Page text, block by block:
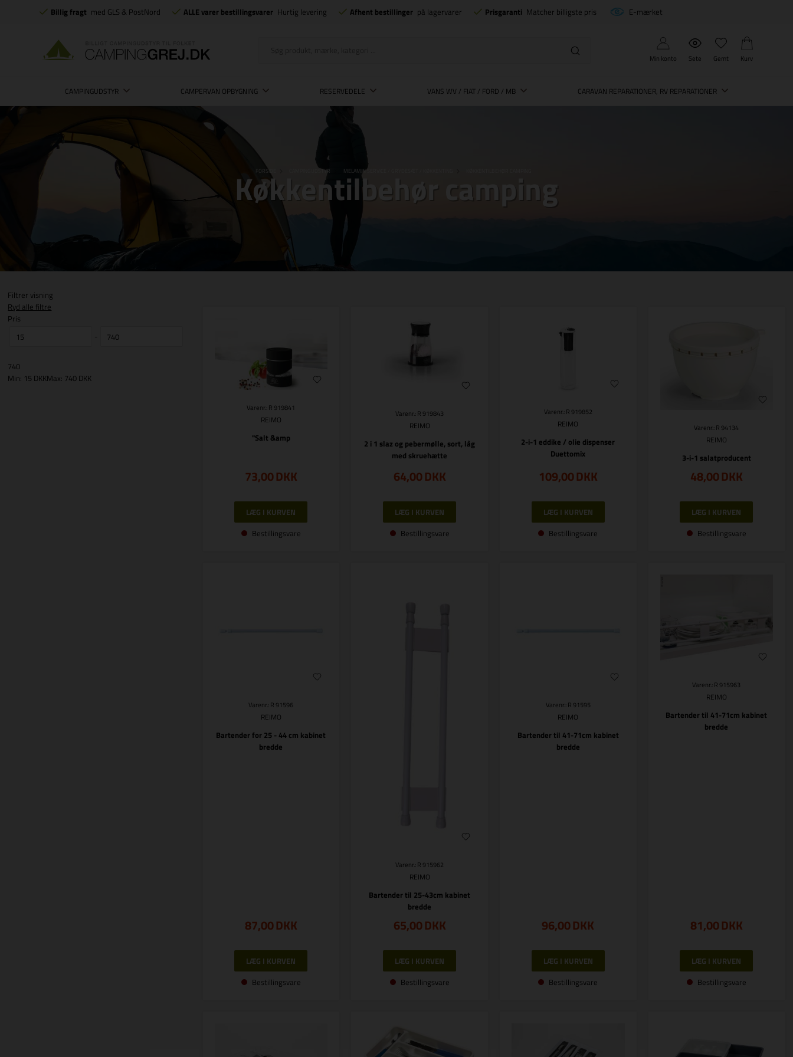
Billig fragt med GLS & PostNord ALLE varer bestillingsvarer Hurtig levering Afhent bestillinger på lagervarer Prisgaranti Matcher billigste pris E-mærket
Min konto Sete Gemt Kurv
CAMPINGUDSTYR CAMPERVAN OPBYGNING RESERVEDELE VANS WV / FIAT / FORD / MB CARAVAN REPARATIONER, RV REPARATIONER
FORSIDE CAMPINGUDSTYR MELAMIN SERVICE / GRYDESÆT / KØKKENTING
Køkkentilbehør camping
Filtrer visning
Ryd alle filtre
Pris
-
740
Min: 15 DKKMax: 740 DKK
Varenr.: R 919841
REIMO
"Salt &amp
73,00DKK
Bestillingsvare
Varenr.: R 919843
REIMO
2 i 1 slaz og pebermølle, sort, låg
med skruehætte
64,00DKK
Bestillingsvare
Varenr.: R 919852
REIMO
2-i-1 eddike / olie dispenser
Duettomix
109,00DKK
Bestillingsvare
Varenr.: R 94134
REIMO
3-i-1 salatproducent
48,00DKK
Bestillingsvare
Varenr.: R 91596
REIMO
Bartender for 25 - 44 cm kabinet
bredde
87,00DKK
Bestillingsvare
Varenr.: R 915962
REIMO
Bartender til 25-43cm kabinet
bredde
65,00DKK
Bestillingsvare
Varenr.: R 91595
REIMO
Bartender til 41-71cm kabinet
bredde
96,00DKK
Bestillingsvare
Varenr.: R 915963
REIMO
Bartender til 41-71cm kabinet
bredde
81,00DKK
Bestillingsvare